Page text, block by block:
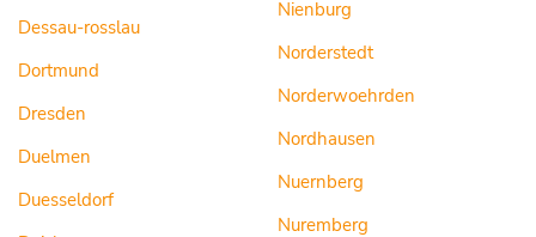
Dessau-rosslau
Dortmund
Dresden
Duelmen
Duesseldorf
Nienburg
Norderstedt
Norderwoehrden
Nordhausen
Nuernberg
Nuremberg